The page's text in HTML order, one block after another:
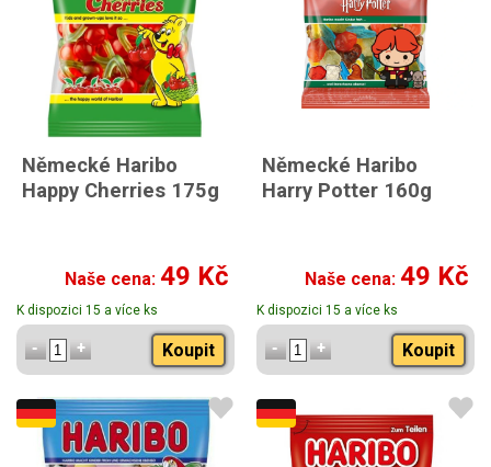
Německé Haribo
Happy Cherries 175g
Naše cena: 49 Kč
K dispozici 15 a více ks
Koupit
Německé Haribo
Harry Potter 160g
Naše cena: 49 Kč
K dispozici 15 a více ks
Koupit